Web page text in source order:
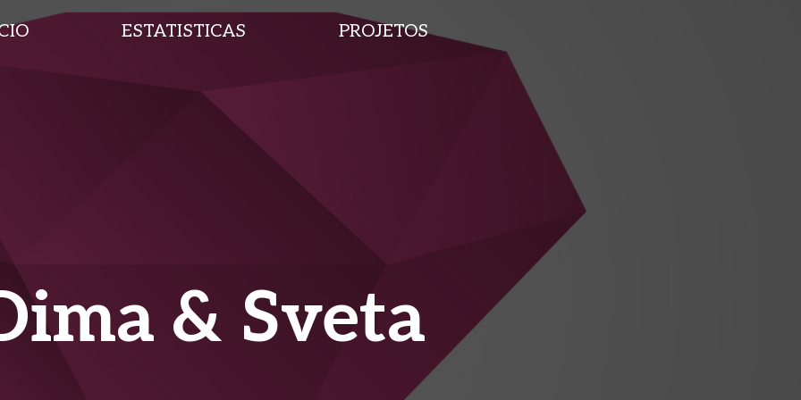
ESTATISTICAS PROJETOS
& Sveta